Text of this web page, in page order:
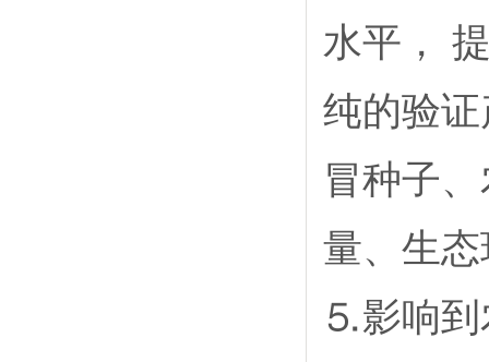
水平，
纯的验
冒种子
量、生
⒌影响到